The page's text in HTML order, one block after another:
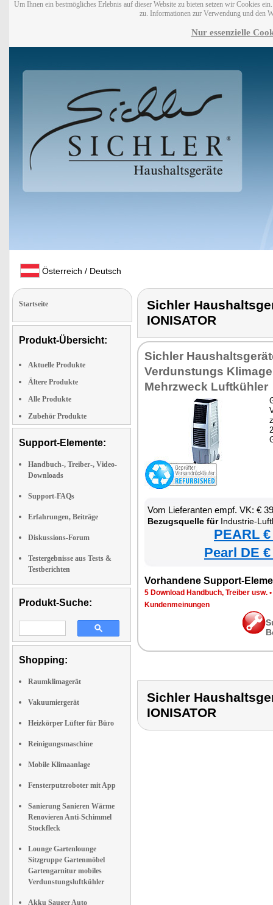
Um Ihnen ein bestmögliches Erlebnis auf dieser Website zu bieten setzen wir Cookies
zu. Informationen zur Verwendung und den
Nur essenzielle
Österreich / Deutsch
Startseite
Produkt-Übersicht:
Aktuelle Produkte
Ältere Produkte
Alle Produkte
Zubehör Produkte
Support-Elemente:
Handbuch-, Treiber-, Video-
Downloads
Support-FAQs
Erfahrungen, Beiträge
Diskussions-Forum
Testergebnisse aus Tests &
Testberichten
Produkt-Suche:
Shopping:
Raumklimagerät
Vakuumiergerät
Heizkörper Lüfter für Büro
Reinigungsmaschine
Mobile Klimaanlage
Fensterputzroboter mit App
Sanierung Sanieren Wärme
Renovieren Anti-Schimmel
Stockfleck
Lounge Gartenlounge
Sitzgruppe Gartenmöbel
Gartengarnitur mobiles
Verdunstungsluftkühler
Akku Sauger Auto
Sichler
IONISATOR
Sichler
Verdunstungs
Mehrzweck Luftkühler
Vom Lieferanten empf. VK: €
Bezugsquelle fürIndustrie-
PEARL
Pearl DE
Vorhandene Support-
5 Download Handbuch, Treiber usw. •
Kundenmeinungen
Sichler
IONISATOR